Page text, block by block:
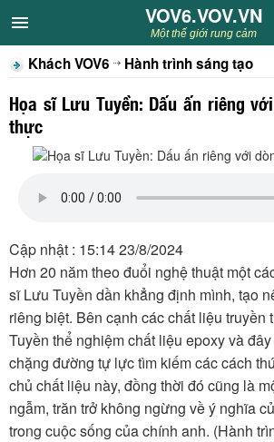
VOV6.VOV.VN
CHUYÊN MỤC
Khách VOV6
Văn học
Sân khấu
Thiếu nhi
Kết nối VOV6
TÌM KIẾM
VOV6.VOV.VN
Một thế giới rung cảm
Khách VOV6 Hành trình sáng tạo
Họa sĩ Lưu Tuyền: Dấu ấn riêng
thực
Cập nhật : 15:14 23/8/2024
Hơn 20 năm theo đuổi nghệ thuật một
sĩ Lưu Tuyền dần khẳng định mình, tạo
riêng biệt. Bên cạnh các chất liệu truyền
Tuyền thể nghiệm chất liệu epoxy và
chặng đường tự lực tìm kiếm các cách
chủ chất liệu này, đồng thời đó cũng là
ngẫm, trăn trở không ngừng về ý nghĩa
trong cuộc sống của chính anh. (Hành